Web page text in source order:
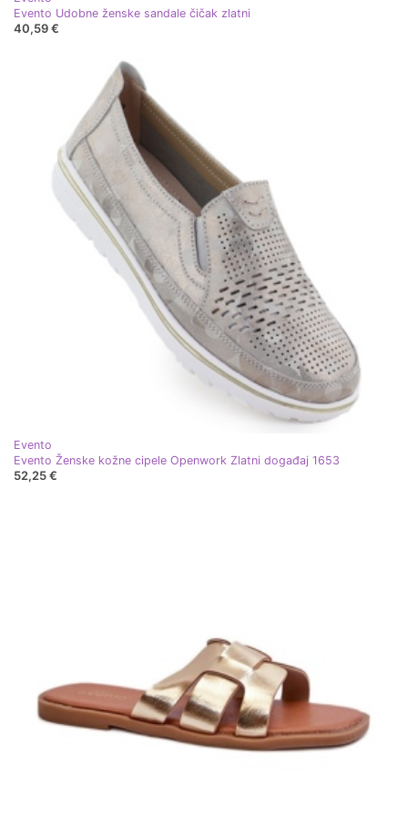
Evento Udobne ženske sandale čičak zlatni
40,59 €
Evento
Evento Ženske kožne cipele Openwork Zlatni događaj 1653
52,25 €